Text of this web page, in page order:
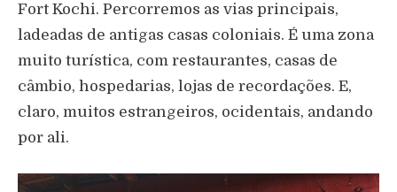
Fort Kochi. Percorremos as vias principais,
ladeadas de antigas casas coloniais. É uma zona
muito turística, com restaurantes, casas de
câmbio, hospedarias, lojas de recordações. E,
claro, muitos estrangeiros, ocidentais, andando
por ali.